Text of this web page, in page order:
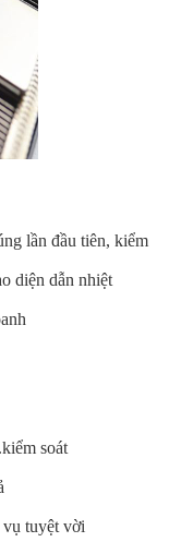
lần đầu tiên, kiểm
diện dẫn nhiệt
kiểm soát
vụ tuyệt vời